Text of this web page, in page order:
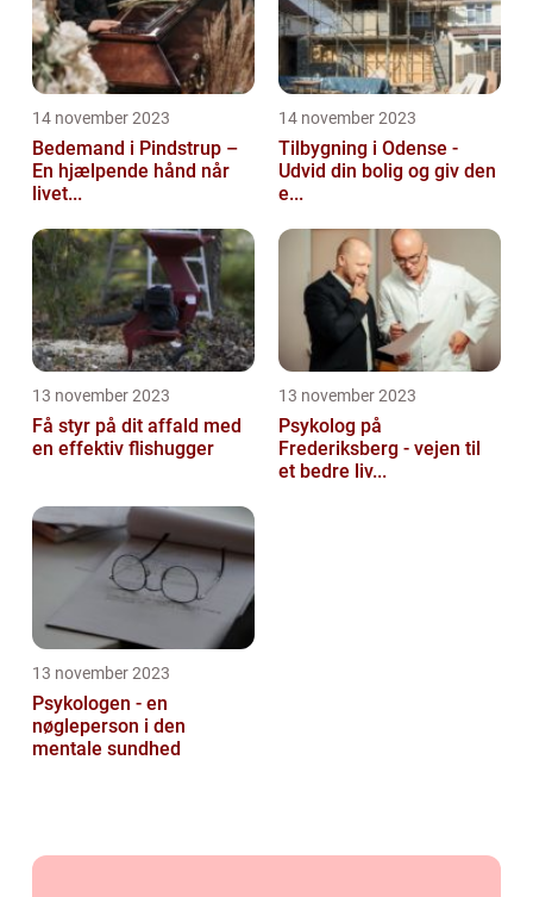
14 november 2023
Bedemand i Pindstrup –
En hjælpende hånd når
livet...
14 november 2023
Tilbygning i Odense -
Udvid din bolig og giv den
e...
13 november 2023
Få styr på dit affald med
en effektiv flishugger
13 november 2023
Psykolog på
Frederiksberg - vejen til
et bedre liv...
13 november 2023
Psykologen - en
nøgleperson i den
mentale sundhed